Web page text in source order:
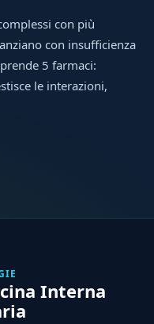
con più
con insufficienza
5 farmaci:
le interazioni,
Interna